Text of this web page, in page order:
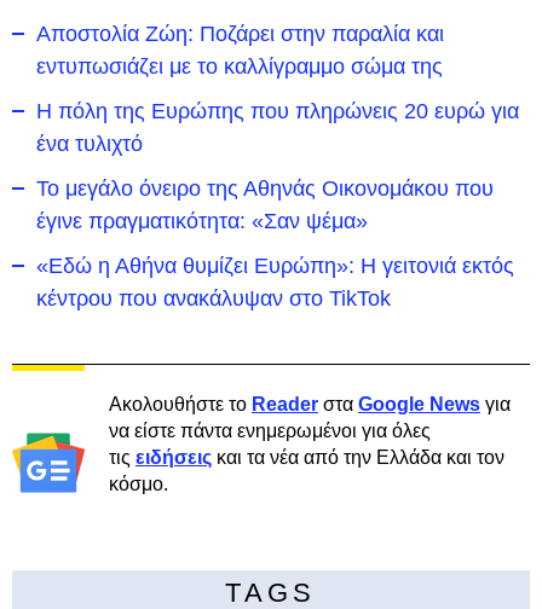
Αποστολία Ζώη: Ποζάρει στην παραλία και
εντυπωσιάζει με το καλλίγραμμο σώμα της
Η πόλη της Ευρώπης που πληρώνεις 20 ευρώ για
ένα τυλιχτό
Το μεγάλο όνειρο της Αθηνάς Οικονομάκου που
έγινε πραγματικότητα: «Σαν ψέμα»
«Εδώ η Αθήνα θυμίζει Ευρώπη»: H γειτονιά εκτός
κέντρου που ανακάλυψαν στο TikTok
Ακολουθήστε το Reader στα Google News για
να είστε πάντα ενημερωμένοι για όλες
τις ειδήσεις και τα νέα από την Ελλάδα και τον
κόσμο.
TAGS